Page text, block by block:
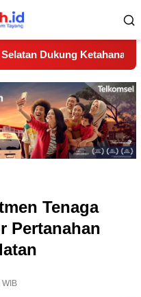
Ketahanan Pangan
Tenaga
Pertanahan